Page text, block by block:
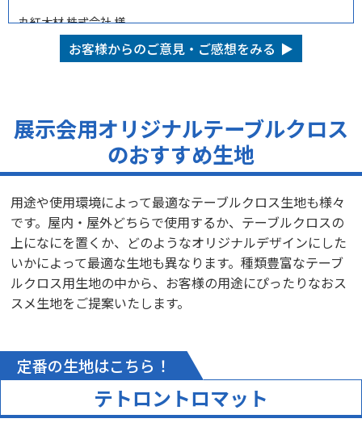
丸紅木材 株式会社 様
オリジナルテーブルクロス（展示会）
サービスの評価5
★★★★★
商品の評価5
★★★★★
投稿日：
2025.12.8
迅速に対応いただき、大変助かりました。
【商品に関する満足度の理由】
印刷がとてもきれいでした。
【どんなことに利用されましたか？】
木のおもちゃの展示会
【ご注文前に困っていることはありましたか？また、それは解決
されましたか？】
納期に不安がありましたが、迅速にご対応いただき、無事イベン
トに間に合いました。ありがとうございました。
オリジナルテーブルクロス（展示会）
サービスの評価5
★★★★★
商品の評価5
★★★★★
2025.12.6
担当者の対応
力
お客様からのご意見・ご感想をみる
展示会用オリジナルテーブルクロス
のおすすめ生地
用途や使用環境によって最適なテーブルクロス生地も様々
です。屋内・屋外どちらで使用するか、テーブルクロスの
上になにを置くか、どのようなオリジナルデザインにした
いかによって最適な生地も異なります。種類豊富なテーブ
ルクロス用生地の中から、お客様の用途にぴったりなおス
スメ生地をご提案いたします。
定番の生地はこちら！
テトロントロマット